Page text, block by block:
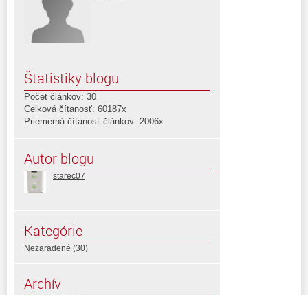
Štatistiky blogu
Počet článkov: 30
Celková čítanosť: 60187x
Priemerná čítanosť článkov: 2006x
Autor blogu
starec07
Kategórie
Nezaradené (30)
Archív